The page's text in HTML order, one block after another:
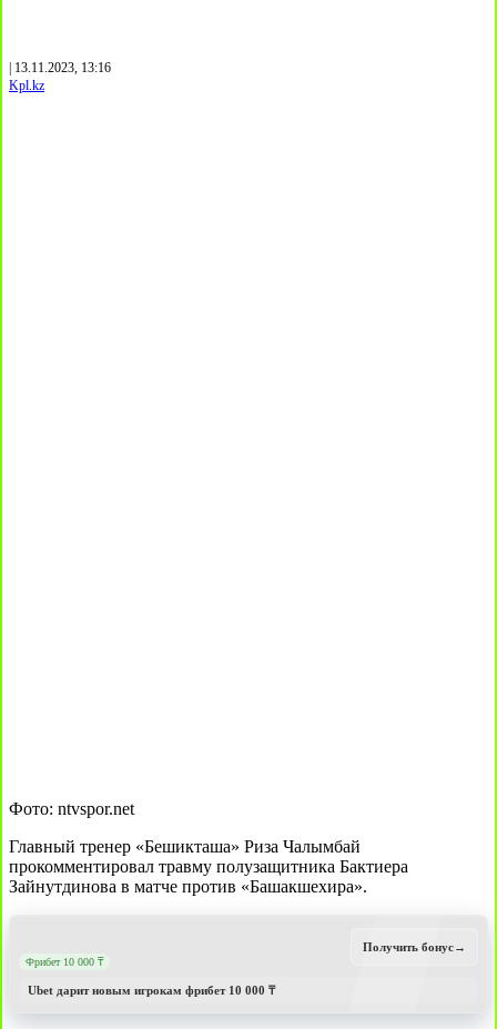
| 13.11.2023, 13:16
Kpl.kz
Фото: ntvspor.net
Главный тренер «Бешикташа» Риза Чалымбай
прокомментировал травму полузащитника Бактиера
Зайнутдинова в матче против «Башакшехира».
Фрибет 10 000 ₸
Ubet дарит новым игрокам фрибет 10 000 ₸
Получить бонус→